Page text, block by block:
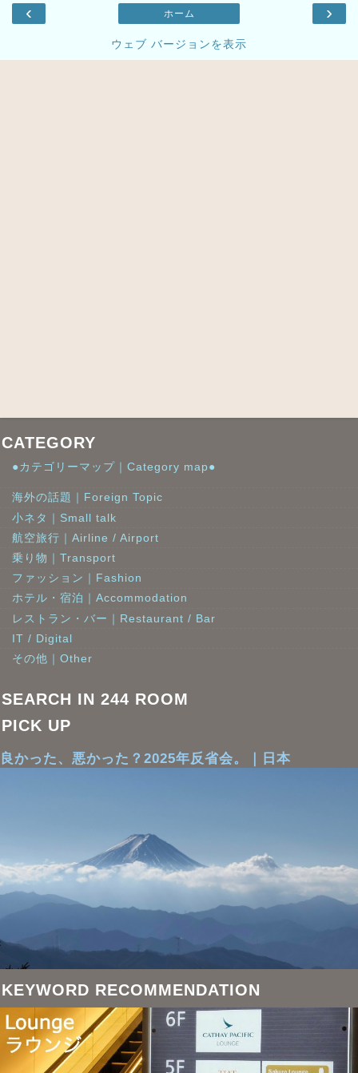
‹ ›
ホーム
ウェブ バージョンを表示
CATEGORY
●カテゴリーマップ｜Category map●
海外の話題｜Foreign Topic
小ネタ｜Small talk
航空旅行｜Airline / Airport
乗り物｜Transport
ファッション｜Fashion
ホテル・宿泊｜Accommodation
レストラン・バー｜Restaurant / Bar
IT / Digital
その他｜Other
SEARCH IN 244 ROOM
PICK UP
良かった、悪かった？2025年反省会。｜日本
KEYWORD RECOMMENDATION